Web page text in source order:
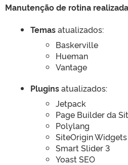
Manutenção de rotina
Temasatualizados:
Baskerville
Hueman
Vantage
Pluginsatualizados:
Jetpack
Page Builder da
Polylang
SiteOrigin
Smart Slider 3
Yoast SEO